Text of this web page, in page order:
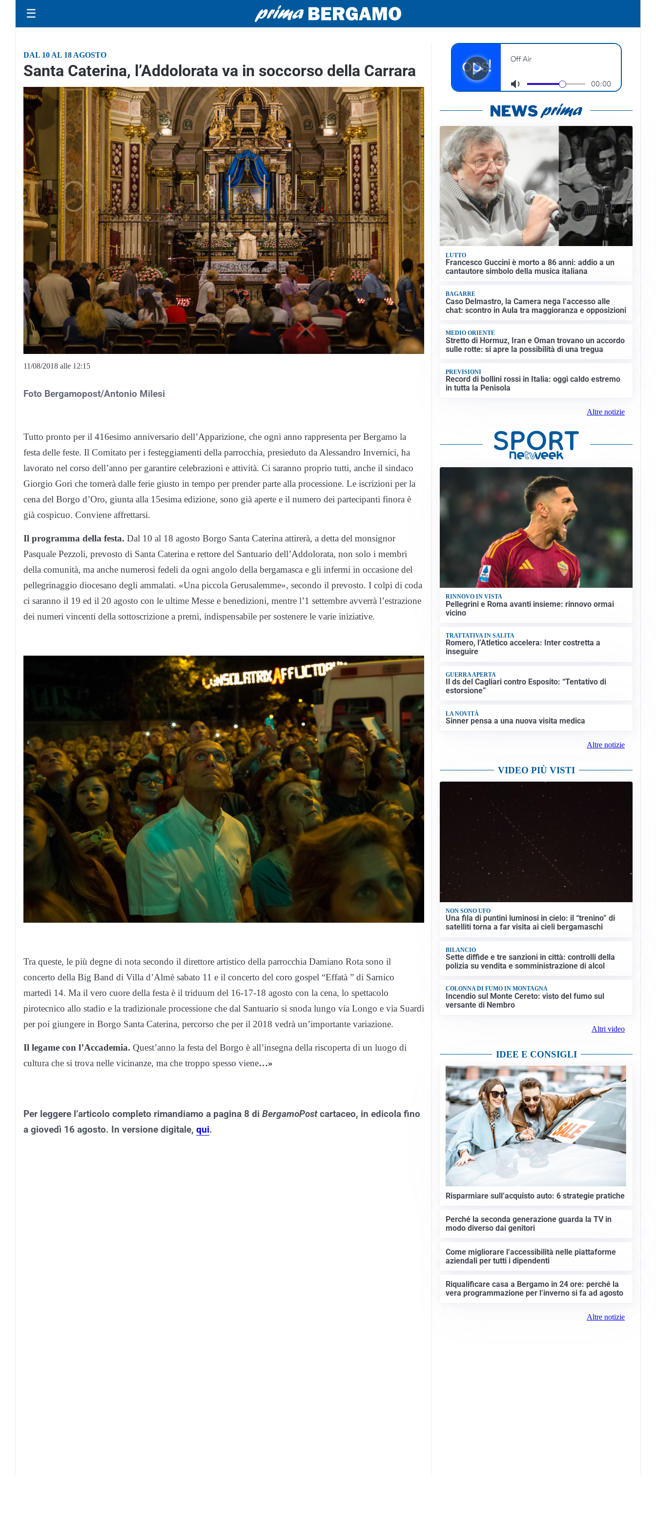
☰
DAL 10 AL 18 AGOSTO
Santa Caterina, l’Addolorata va in soccorso della Carrara
11/08/2018 alle 12:15
Foto Bergamopost/Antonio Milesi
Tutto pronto per il 416esimo anniversario dell’Apparizione, che ogni anno rappresenta per Bergamo la
festa delle feste. Il Comitato per i festeggiamenti della parrocchia, presieduto da Alessandro Invernici, ha
lavorato nel corso dell’anno per garantire celebrazioni e attività. Ci saranno proprio tutti, anche il sindaco
Giorgio Gori che tornerà dalle ferie giusto in tempo per prender parte alla processione. Le iscrizioni per la
cena del Borgo d’Oro, giunta alla 15esima edizione, sono già aperte e il numero dei partecipanti finora è
già cospicuo. Conviene affrettarsi.
Il programma della festa. Dal 10 al 18 agosto Borgo Santa Caterina attirerà, a detta del monsignor
Pasquale Pezzoli, prevosto di Santa Caterina e rettore del Santuario dell’Addolorata, non solo i membri
della comunità, ma anche numerosi fedeli da ogni angolo della bergamasca e gli infermi in occasione del
pellegrinaggio diocesano degli ammalati. «Una piccola Gerusalemme», secondo il prevosto. I colpi di coda
ci saranno il 19 ed il 20 agosto con le ultime Messe e benedizioni, mentre l’1 settembre avverrà l’estrazione
dei numeri vincenti della sottoscrizione a premi, indispensabile per sostenere le varie iniziative.
Tra queste, le più degne di nota secondo il direttore artistico della parrocchia Damiano Rota sono il
concerto della Big Band di Villa d’Almè sabato 11 e il concerto del coro gospel “Effatà ” di Sarnico
martedì 14. Ma il vero cuore della festa è il triduum del 16-17-18 agosto con la cena, lo spettacolo
pirotecnico allo stadio e la tradizionale processione che dal Santuario si snoda lungo via Longo e via Suardi
per poi giungere in Borgo Santa Caterina, percorso che per il 2018 vedrà un’importante variazione.
Il legame con l’Accademia. Quest’anno la festa del Borgo è all’insegna della riscoperta di un luogo di
cultura che si trova nelle vicinanze, ma che troppo spesso viene…»
Per leggere l’articolo completo rimandiamo a pagina 8 di BergamoPostcartaceo, in edicola fino
a giovedì 16 agosto. In versione digitale, qui.
LUTTO
Francesco Guccini è morto a 86 anni: addio a un
cantautore simbolo della musica italiana
BAGARRE
Caso Delmastro, la Camera nega l’accesso alle
chat: scontro in Aula tra maggioranza e opposizioni
MEDIO ORIENTE
Stretto di Hormuz, Iran e Oman trovano un accordo
sulle rotte: si apre la possibilità di una tregua
PREVISIONI
Record di bollini rossi in Italia: oggi caldo estremo
in tutta la Penisola
Altre notizie
RINNOVO IN VISTA
Pellegrini e Roma avanti insieme: rinnovo ormai
vicino
TRATTATIVA IN SALITA
Romero, l’Atletico accelera: Inter costretta a
inseguire
GUERRA APERTA
Il ds del Cagliari contro Esposito: “Tentativo di
estorsione”
LA NOVITÀ
Sinner pensa a una nuova visita medica
Altre notizie
VIDEO PIÙ VISTI
NON SONO UFO
Una fila di puntini luminosi in cielo: il “trenino” di
satelliti torna a far visita ai cieli bergamaschi
BILANCIO
Sette diffide e tre sanzioni in città: controlli della
polizia su vendita e somministrazione di alcol
COLONNA DI FUMO IN MONTAGNA
Incendio sul Monte Cereto: visto del fumo sul
versante di Nembro
Altri video
IDEE E CONSIGLI
Risparmiare sull’acquisto auto: 6 strategie pratiche
Perché la seconda generazione guarda la TV in
modo diverso dai genitori
Come migliorare l’accessibilità nelle piattaforme
aziendali per tutti i dipendenti
Riqualificare casa a Bergamo in 24 ore: perché la
vera programmazione per l’inverno si fa ad agosto
Altre notizie